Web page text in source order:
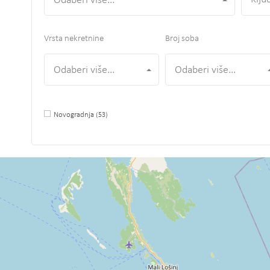
Vrsta nekretnine
Odaberi više...
Broj soba
Odaberi više...
Novogradnja (53)